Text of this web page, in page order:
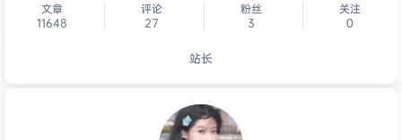
文章
11648
评论
27
粉丝
3
关注
0
站长